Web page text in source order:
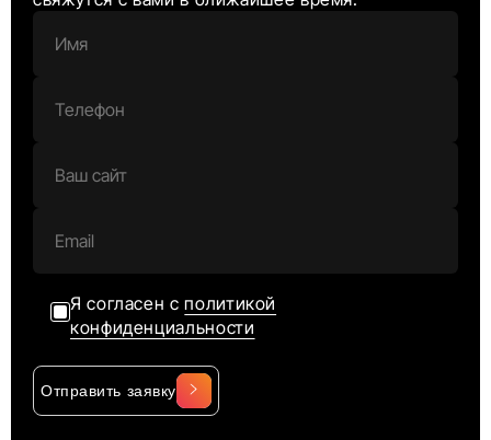
Я согласен сполитикой
конфиденциальности
Отправить заявку